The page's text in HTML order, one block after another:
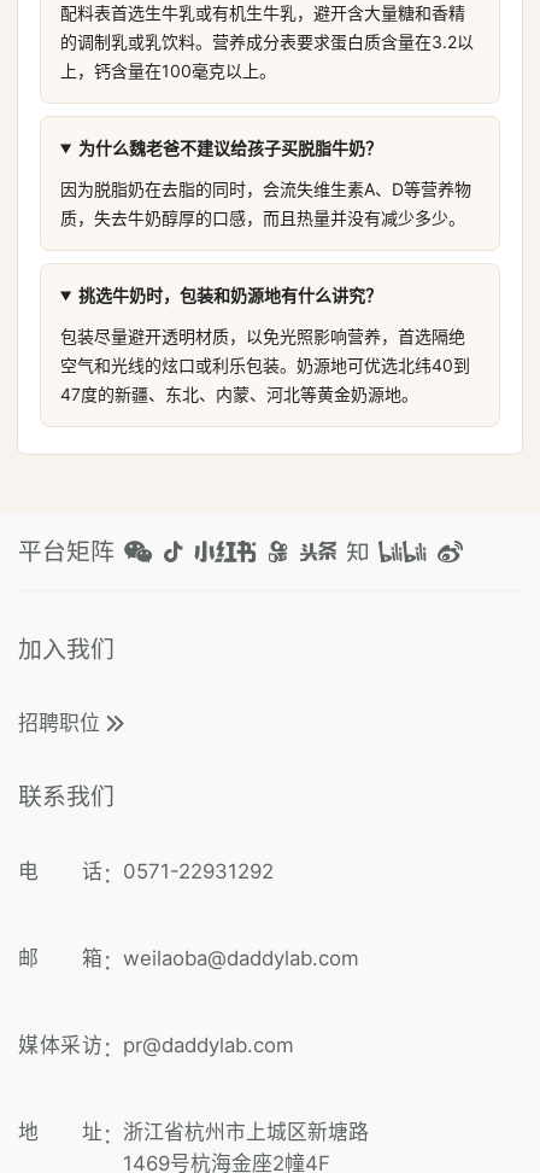
配料表首选生牛乳或有机生牛乳，避开含大量糖和香精
的调制乳或乳饮料。营养成分表要求蛋白质含量在3.2以
上，钙含量在100毫克以上。
为什么魏老爸不建议给孩子买脱脂牛奶？
因为脱脂奶在去脂的同时，会流失维生素A、D等营养物
质，失去牛奶醇厚的口感，而且热量并没有减少多少。
挑选牛奶时，包装和奶源地有什么讲究？
包装尽量避开透明材质，以免光照影响营养，首选隔绝
空气和光线的炫口或利乐包装。奶源地可优选北纬40到
47度的新疆、东北、内蒙、河北等黄金奶源地。
平台矩阵
加入我们
招聘职位
联系我们
电 话 ： 0571-22931292
邮 箱 ： weilaoba@daddylab.com
媒体采访 ： pr@daddylab.com
地 址 ： 浙江省杭州市上城区新塘路
1469号杭海金座2幢4F